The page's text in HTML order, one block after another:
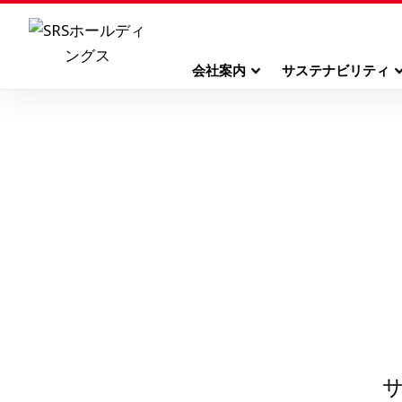
会社案内 サステナビリティ